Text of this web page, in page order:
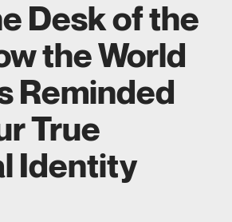
Desk of the
the World
Reminded
True
Identity